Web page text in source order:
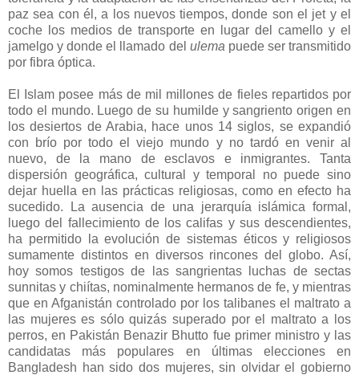
paz sea con él, a los nuevos tiempos, donde son el jet y el
coche los medios de transporte en lugar del camello y el
jamelgo y donde el llamado del ulema puede ser transmitido
por fibra óptica.
El Islam posee más de mil millones de fieles repartidos por
todo el mundo. Luego de su humilde y sangriento origen en
los desiertos de Arabia, hace unos 14 siglos, se expandió
con brío por todo el viejo mundo y no tardó en venir al
nuevo, de la mano de esclavos e inmigrantes. Tanta
dispersión geográfica, cultural y temporal no puede sino
dejar huella en las prácticas religiosas, como en efecto ha
sucedido. La ausencia de una jerarquía islámica formal,
luego del fallecimiento de los califas y sus descendientes,
ha permitido la evolución de sistemas éticos y religiosos
sumamente distintos en diversos rincones del globo. Así,
hoy somos testigos de las sangrientas luchas de sectas
sunnitas y chiítas, nominalmente hermanos de fe, y mientras
que en Afganistán controlado por los talibanes el maltrato a
las mujeres es sólo quizás superado por el maltrato a los
perros, en Pakistán Benazir Bhutto fue primer ministro y las
candidatas más populares en últimas elecciones en
Bangladesh han sido dos mujeres, sin olvidar el gobierno